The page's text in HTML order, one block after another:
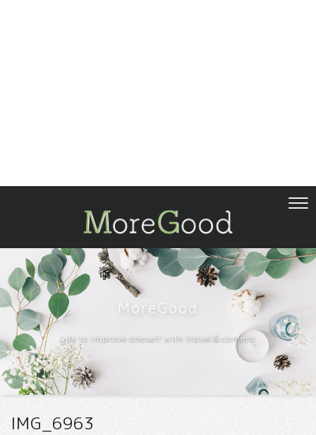
MoreGood
Life to improve oneself with travel＆camera
IMG_6963